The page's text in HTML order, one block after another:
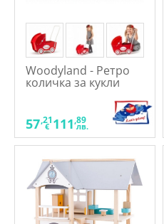
Woodyland - Ретро
количка за кукли
57,21
€ 111,89
лв.